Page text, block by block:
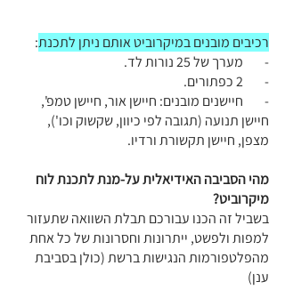
רכיבים מובנים במיקרוביט אותם ניתן לתכנת:
-        מערך של 25 נורות לד.
-        2 כפתורים.
-        חיישנים מובנים: חיישן אור, חיישן טמפ',
חיישן תנועה (תגובה לפי כיוון, שקשוק וכו'),
מצפן, חיישן תקשורת ורדיו.
מהי הסביבה האידיאלית על-מנת לתכנת לוח
מיקרוביט?
בשביל זה הכנו עבורכם תבלת השוואה שתעזור
למפות ולפשט, ייתרונות וחסרונות של כל אחת
מהפלטפורמות הנגישות ברשת (כולן בסביבת
ענן)